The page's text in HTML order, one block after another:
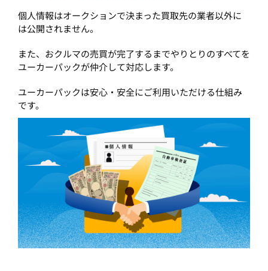
個人情報はオークションで決まった買取先の業者以外に
は公開されません。
また、おクルマの売買が完了するまでやりとりのすべてを
ユーカーパックが仲介して対応します。
ユーカーパックは安心・安全にご利用いただける仕組み
です。